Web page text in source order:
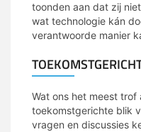
toonden aan dat zij
wat technologie kán
verantwoorde manier
Wat ons het meest
toekomstgerichte blik
vragen en discussies